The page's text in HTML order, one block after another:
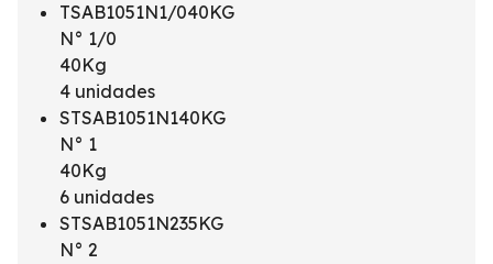
TSAB1051N1/040KG
N° 1/0
40Kg
4 unidades
STSAB1051N140KG
N° 1
40Kg
6 unidades
STSAB1051N235KG
N° 2